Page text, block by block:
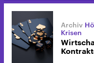
Krisen